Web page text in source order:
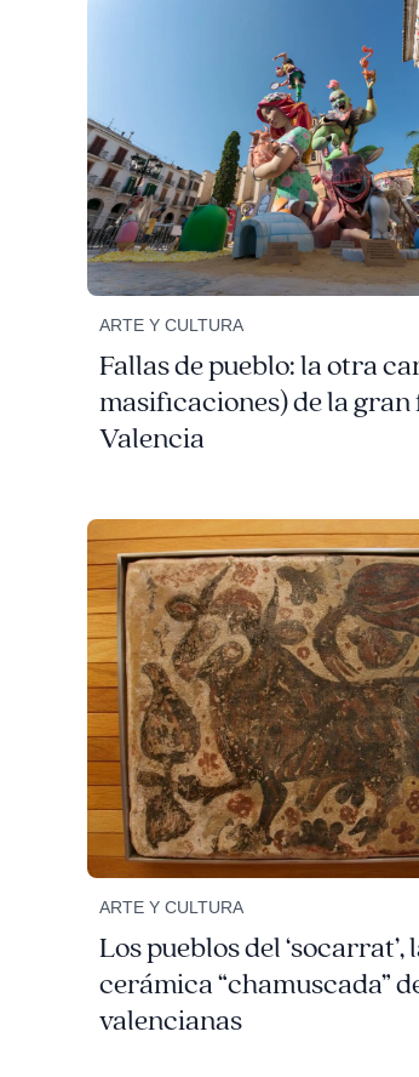
ARTE Y CULTURA
Fallas de pueblo: la otra
masificaciones) de la gran
Valencia
ARTE Y CULTURA
Los pueblos del ‘socarrat’,
cerámica “chamuscada”
valencianas